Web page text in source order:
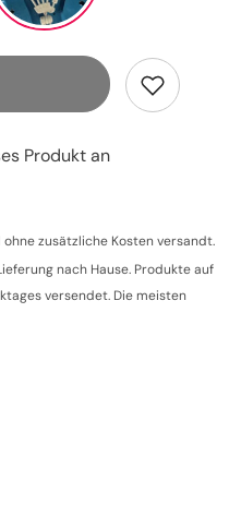
Produkt an
zusätzliche Kosten versandt.
nach Hause. Produkte auf
versendet. Die meisten